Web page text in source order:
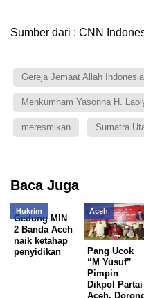
Sumber dari : CNN
Gereja Jemaat Allah Indonesia
Menkumham Yasonna H.
meresmikan Sumatra
Baca Juga
Hukrim
Gedung MIN
2 Banda Aceh
naik ketahap
penyidikan
Aceh
Pang Ucok
“M Yusuf”
Pimpin
Dikpol Partai
Aceh,